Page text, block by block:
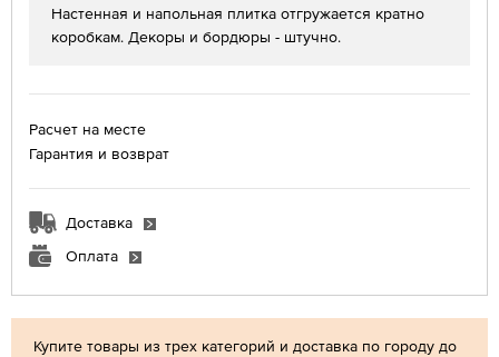
Купите товары из трех категорий и доставка по городу до
Настенная и напольная плитка отгружается кратно
коробкам. Декоры и бордюры - штучно.
Расчет на месте
Гарантия и возврат
Доставка
Оплата